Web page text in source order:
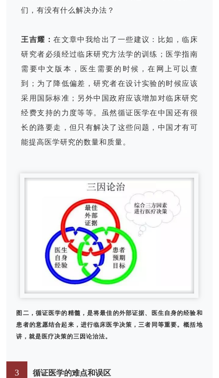
们，有没有什么解决办法？
王吉耀：在文章中我给出了一些建议：比如，临床
研究者必须经过临床研究方法学的训练；医学指南
需要中文版本，医生需要的时候，在网上可以查
到；为了降低偏差，研究者在设计实验的时候应该
采用国际标准；另外中国政府应该增加对临床研究
经费支持的力度等等。虽然循证医学在中国还有很
长的路要走，但只有解决了这些问题，中国才有可
能提高医学研究的数量和质量。
图二，循证医学的精髓，是将最佳的外部证据、医生自身的经验和
患者的意愿结合起来，进行临床医学决策，三者同等重要。概括地
讲，就是医疗决策的三因论治法。
3 循证医学的难点和误区